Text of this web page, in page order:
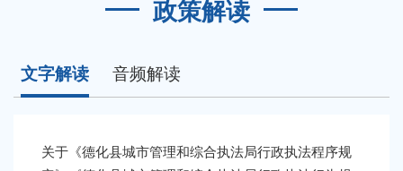
政策解读
文字解读 音频解读
关于《德化县城市管理和综合执法局行政执法程序规